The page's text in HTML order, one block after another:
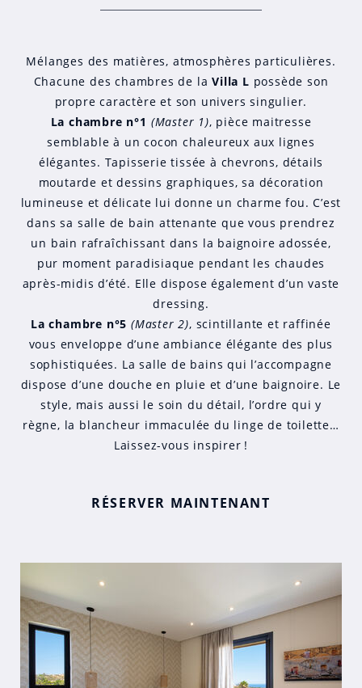
Mélanges des matières, atmosphères particulières.
Chacune des chambres de laVilla L possède son
propre caractère et son univers singulier.
La chambre n°1 (Master 1), pièce maitresse
semblable à un cocon chaleureux aux lignes
élégantes. Tapisserie tissée à chevrons, détails
moutarde et dessins graphiques, sa décoration
lumineuse et délicate lui donne un charme fou. C’est
dans sa salle de bain attenante que vous prendrez
un bain rafraîchissant dans la baignoire adossée,
pur moment paradisiaque pendant les chaudes
après-midis d’été. Elle dispose également d’un vaste
dressing.
La chambre n°5 (Master 2), scintillante et raffinée
vous enveloppe d’une ambiance élégante des plus
sophistiquées. La salle de bains qui l’accompagne
dispose d’une douche en pluie et d’une baignoire. Le
style, mais aussi le soin du détail, l’ordre qui y
règne, la blancheur immaculée du linge de toilette…
Laissez-vous inspirer !
RÉSERVER MAINTENANT